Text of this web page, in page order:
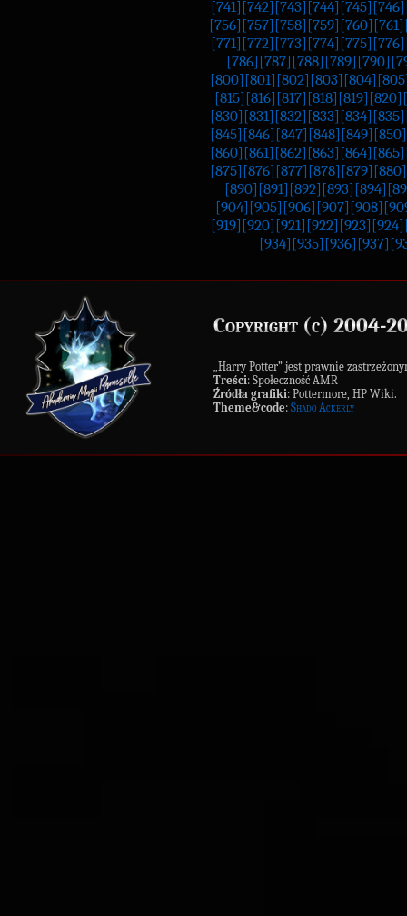
[741] [742] [743] [744] [745] [746]
[756] [757] [758] [759] [760] [761]
[771] [772] [773] [774] [775] [776]
[786] [787] [788] [789] [790]
[800] [801] [802] [803] [804]
[815] [816] [817] [818] [819] [820]
[830] [831] [832] [833] [834] [835]
[845] [846] [847] [848] [849] [850]
[860] [861] [862] [863] [864] [865]
[875] [876] [877] [878] [879] [880]
[890] [891] [892] [893] [894]
[904] [905] [906] [907] [908]
[919] [920] [921] [922] [923] [924]
[934] [935] [936] [937]
Copyright (c) 2004-
„Harry Potter” jest prawnie
Treści: Społeczność AMR
Źródła grafiki: Pottermore, HP Wiki.
Theme&code: Shado Ackerly